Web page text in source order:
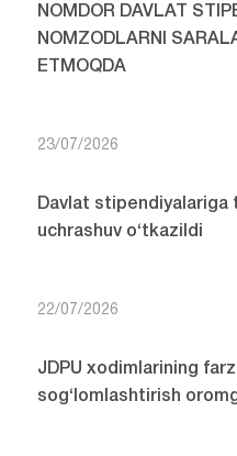
NOMDOR DAVLAT
NOMZODLARNI
ETMOQDA
23/07/2026
Davlat stipendiyalariga
uchrashuv o‘tkazildi
22/07/2026
JDPU xodimlarining
sog‘lomlashtirish